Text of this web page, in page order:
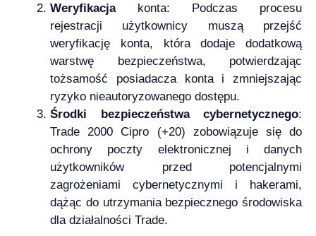
Weryfikacjakonta: Podczas procesu
rejestracji użytkownicy muszą przejść
weryfikację konta, która dodaje dodatkową
warstwę bezpieczeństwa, potwierdzając
tożsamość posiadacza konta i zmniejszając
ryzyko nieautoryzowanego dostępu.
Środki bezpieczeństwa cybernetycznego:
Trade 2000 Cipro (+20) zobowiązuje się do
ochrony poczty elektronicznej i danych
użytkowników przed potencjalnymi
zagrożeniami cybernetycznymi i hakerami,
dążąc do utrzymania bezpiecznego środowiska
dla działalności Trade.